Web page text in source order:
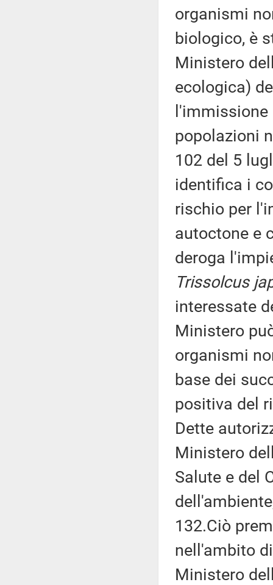
organismi
biologico, è
Ministero
ecologica)
popolazioni
102 del 5
identifica i
rischio per
autoctone e
deroga
Trissolcus
interessate
Ministero
organismi
base dei
positiva del
Dette
Ministero
Salute e del
132.Ciò
nell'ambito
Ministero